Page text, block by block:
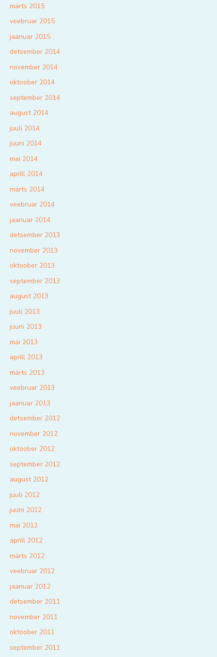
märts 2015
veebruar 2015
jaanuar 2015
detsember 2014
november 2014
oktoober 2014
september 2014
august 2014
juuli 2014
juuni 2014
mai 2014
aprill 2014
märts 2014
veebruar 2014
jaanuar 2014
detsember 2013
november 2013
oktoober 2013
september 2013
august 2013
juuli 2013
juuni 2013
mai 2013
aprill 2013
märts 2013
veebruar 2013
jaanuar 2013
detsember 2012
november 2012
oktoober 2012
september 2012
august 2012
juuli 2012
juuni 2012
mai 2012
aprill 2012
märts 2012
veebruar 2012
jaanuar 2012
detsember 2011
november 2011
oktoober 2011
september 2011